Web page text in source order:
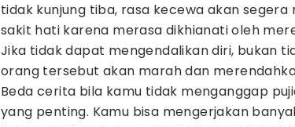
tidak kunjung tiba, rasa kecewa akan segera
sakit hati karena merasa dikhianati oleh
Jika tidak dapat mengendalikan diri, bukan
orang tersebut akan marah dan
Beda cerita bila kamu tidak menganggap
yang penting. Kamu bisa mengerjakan